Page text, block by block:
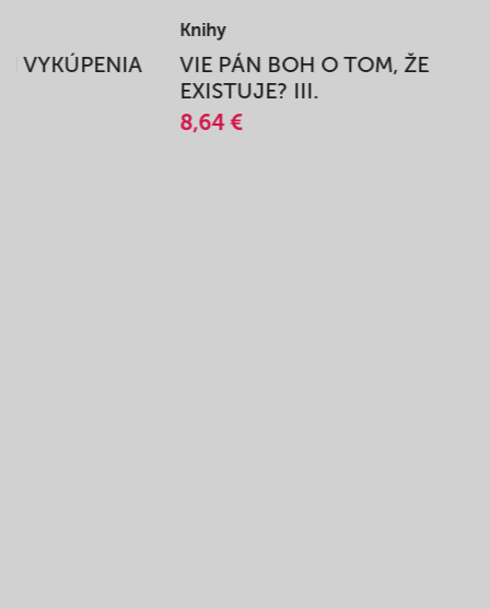
VYKÚPENIA
Knihy
VIE PÁN BOH O TOM, ŽE
EXISTUJE? III.
8,64 €